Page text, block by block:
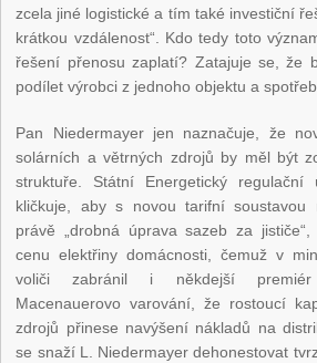
zcela jiné logistické a tím také investiční
krátkou vzdálenost“. Kdo tedy toto
řešení přenosu zaplatí? Zatajuje se, že
podílet výrobci z jednoho objektu a
Pan Niedermayer jen naznačuje, že
solárních a větrných zdrojů by měl být
struktuře. Státní Energetický
kličkuje, aby s novou tarifní soustavou
právě „drobná úprava sazeb za
cenu elektřiny domácnosti, čemuž v
voliči zabránil i někdejší premiér
Macenauerovo varování, že rostoucí
zdrojů přinese navýšení nákladů na
se snaží L. Niedermayer dehonestovat